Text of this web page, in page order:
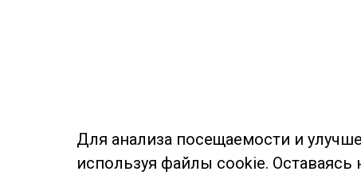
Для анализа посещаемости и
используя файлы cookie. Оставаясь